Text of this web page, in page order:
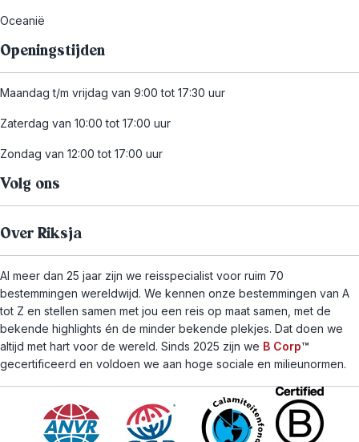
Oceanië
Openingstijden
Maandag t/m vrijdag van 9:00 tot 17:30 uur
Zaterdag van 10:00 tot 17:00 uur
Zondag van 12:00 tot 17:00 uur
Volg ons
Over Riksja
Al meer dan 25 jaar zijn we reisspecialist voor ruim 70
bestemmingen wereldwijd. We kennen onze bestemmingen van A
tot Z en stellen samen met jou een reis op maat samen, met de
bekende highlights én de minder bekende plekjes. Dat doen we
altijd met hart voor de wereld. Sinds 2025 zijn we B Corp™
gecertificeerd en voldoen we aan hoge sociale en milieunormen.